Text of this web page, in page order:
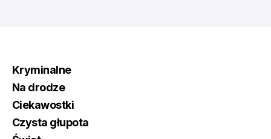
Kryminalne
Na drodze
Ciekawostki
Czysta głupota